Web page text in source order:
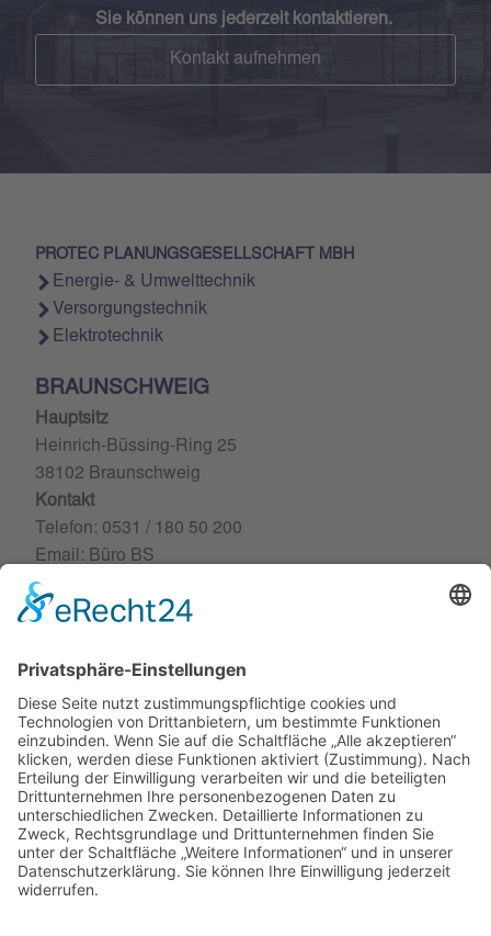
Sie können uns jederzeit kontaktieren.
Kontakt aufnehmen
PROTEC PLANUNGSGESELLSCHAFT MBH
Energie- & Umwelttechnik
Versorgungstechnik
Elektrotechnik
BRAUNSCHWEIG
Hauptsitz
Heinrich-Büssing-Ring 25
38102 Braunschweig
Kontakt
Telefon: 0531 / 180 50 200
Email: Büro BS
MAGDEBURG
Lübecker Strasse 126
39124 Magdeburg
Kontakt
Telefon: 0391 / 538 561 40
Email: Büro MD
WOLFSBURG
Niederlassung
Porschestraße 25